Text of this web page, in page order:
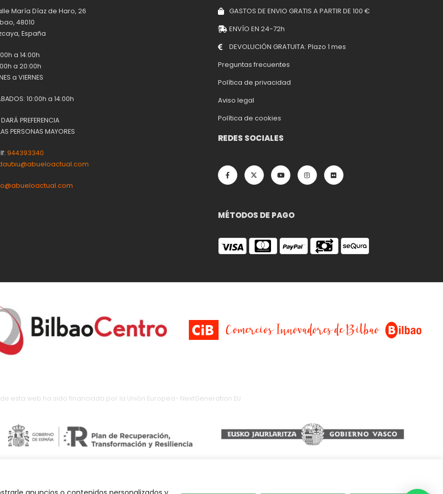
María Díaz de Haro, 26
48010
España
a 14:00h
a 20:00h
a VIERNES
10:00h a 14:00h
DARÁ PREFERENCIA
PERSONAS MAYORES
944393340
GASTOS DE ENVIO GRATIS A PARTIR DE 100 €
ENVÍO EN 24-72h
DEVOLUCIÓN GRATUITA: Plazo 1 mes
Preguntas frecuentes
Política de privacidad
Aviso legal
Política de cookies
REDES SOCIALES
MÉTODOS DE PAGO
esta web ha sido financiada por la Unión Europea- NextGeneration EU